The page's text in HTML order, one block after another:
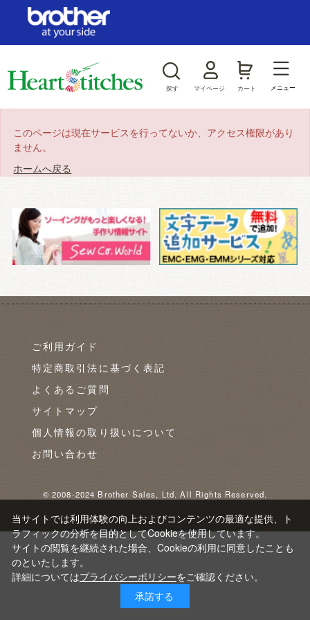
探す マイページ カート メニュー
このページは現在サービスを行ってないか、アクセス権限があり
ません。
ホームへ戻る
ご利用ガイド
特定商取引法に基づく表記
よくあるご質問
サイトマップ
個人情報の取り扱いについて
お問い合わせ
© 2008-2024 Brother Sales, Ltd. All Rights Reserved.
ログイン/新規会員登録
当サイトでは利用体験の向上およびコンテンツの最適な提供、ト
ラフィックの分析を目的としてCookieを使用しています。
サイトの閲覧を継続された場合、Cookieの利用に同意したことも
のといたします。
詳細についてはプライバシーポリシーをご確認ください。
承諾する